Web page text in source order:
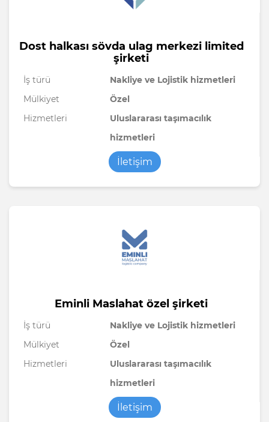
Dost halkası sövda ulag merkezi limited
şirketi
İş türü
Nakliye ve Lojistik hizmetleri
Mülkiyet
Özel
Hizmetleri
Uluslararası taşımacılık
hizmetleri
İletişim
Eminli Maslahat özel şirketi
İş türü
Nakliye ve Lojistik hizmetleri
Mülkiyet
Özel
Hizmetleri
Uluslararası taşımacılık
hizmetleri
İletişim